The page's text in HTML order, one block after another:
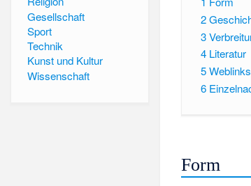
Gesellschaft
Sport
Technik
Kunst und Kultur
Wissenschaft
2
3
4 Literatur
5Weblinks
6
Form